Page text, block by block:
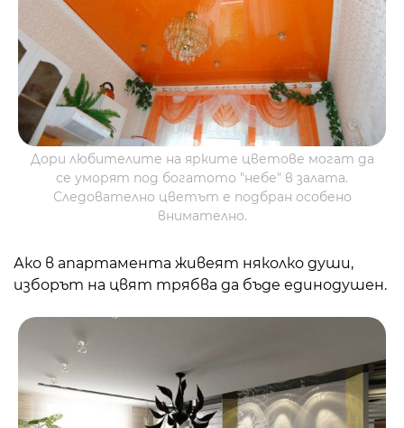
Дори любителите на ярките цветове могат да
се уморят под богатото "небе" в залата.
Следователно цветът е подбран особено
внимателно.
Ако в апартамента живеят няколко души,
изборът на цвят трябва да бъде единодушен.